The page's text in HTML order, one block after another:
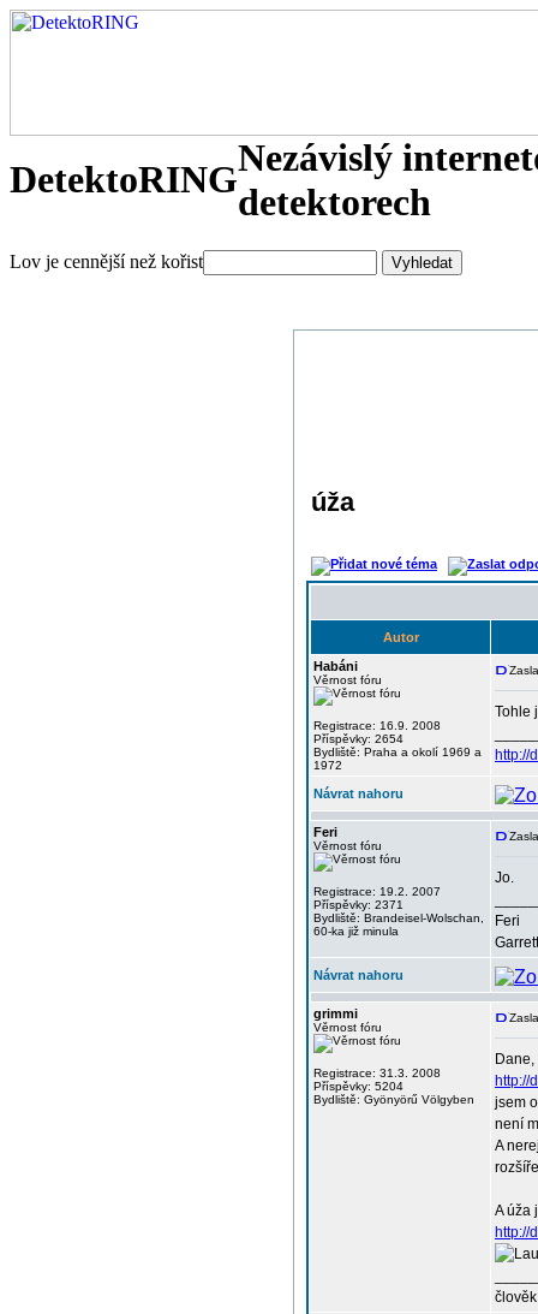
DetektoRINGNezávislý
detektorech
Lov je cennější než kořist
úža
Autor
Habáni
Věrnost fóru
Registrace: 16.9. 2008
Příspěvky: 2654
Bydliště: Praha a okolí 1969 a
1972
Tohle
http://
Návrat nahoru
Feri
Věrnost fóru
Registrace: 19.2. 2007
Příspěvky: 2371
Bydliště: Brandeisel-Wolschan,
60-ka již minula
Jo.
Feri
Návrat nahoru
grimmi
Věrnost fóru
Registrace: 31.3. 2008
Příspěvky: 5204
Bydliště: Gyönyörű Völgyben
http://
jsem
není
A
A úža
http://